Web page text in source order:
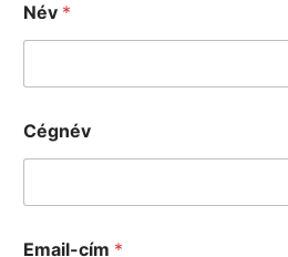
Név *
Cégnév
Email-cím *